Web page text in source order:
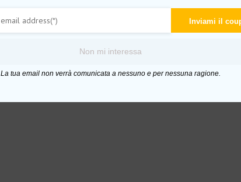
Inviami il
Non mi interessa
La tua email non verrà comunicata a nessuno e per nessuna ragione.